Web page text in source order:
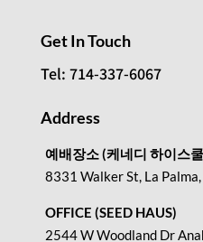
Get In Touch
Tel: 714-337-6067
Address
예배장소 (케네디 하이스
8331 Walker St, La
OFFICE (SEED HAUS)
2544 W Woodland Dr